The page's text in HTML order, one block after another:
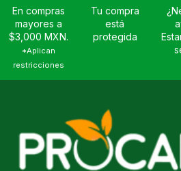
En compras
mayores a
$3,000 MXN.
*Aplican
restricciones
Tu compra
está
protegida